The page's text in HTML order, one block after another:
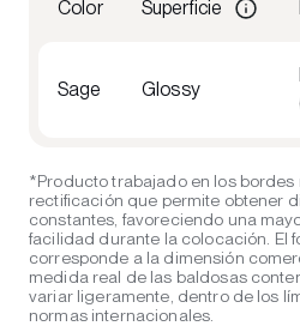
Color Superficie
Sage Glossy
*Producto trabajado en los
rectificación que permite obtener
constantes, favoreciendo una
facilidad durante la colocación. El
corresponde a la dimensión
medida real de las baldosas
variar ligeramente, dentro de los
normas internacionales.